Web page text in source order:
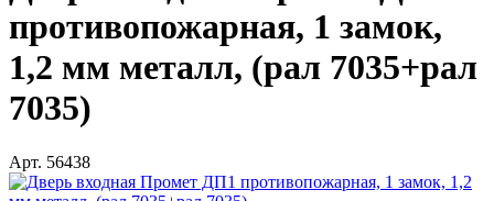
противопожарная, 1 замок,
1,2 мм металл, (рал 7035+рал
7035)
Арт. 56438